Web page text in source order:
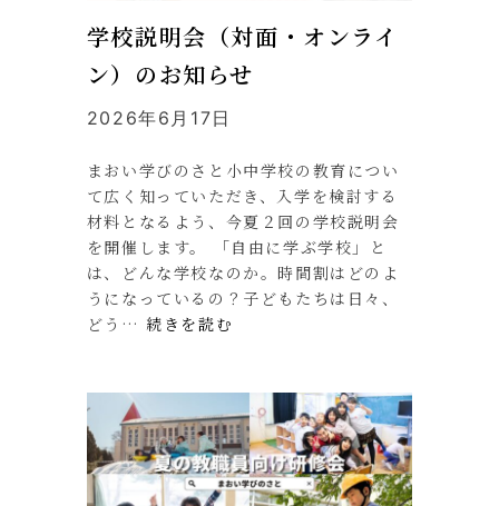
学校説明会（対面・オンライ
ン）のお知らせ
2026年6月17日
まおい学びのさと小中学校の教育につい
て広く知っていただき、入学を検討する
材料となるよう、今夏２回の学校説明会
を開催します。 「自由に学ぶ学校」と
は、どんな学校なのか。時間割はどのよ
うになっているの？子どもたちは日々、
どう…続きを読む